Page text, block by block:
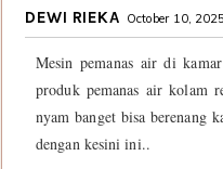
DEWI RIEKA October 10,
Mesin pemanas air di
produk pemanas air kolam
nyam banget bisa berenang
dengan kesini ini..